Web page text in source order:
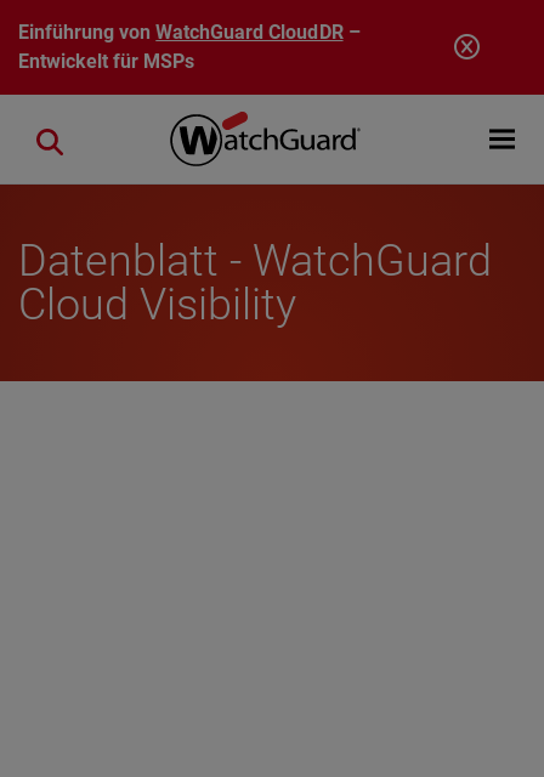
Direkt zum Inhalt
Einführung vonWatchGuard CloudDR–
Entwickelt für MSPs
Open
Close search
Datenblatt - WatchGuard
Cloud Visibility